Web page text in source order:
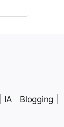
| Blogging |